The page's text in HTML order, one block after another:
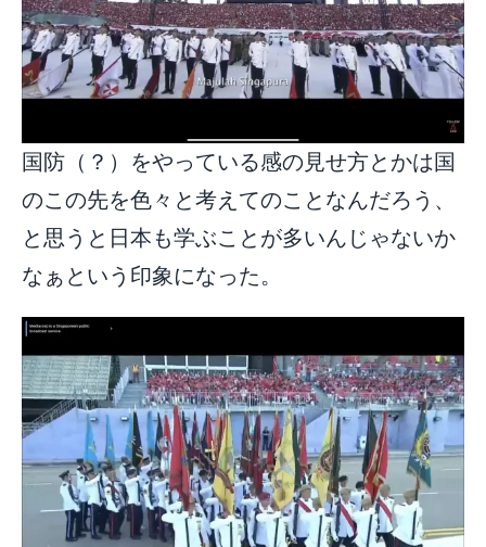
国防（？）をやっている感の見せ方とかは国
のこの先を色々と考えてのことなんだろう、
と思うと日本も学ぶことが多いんじゃないか
なぁという印象になった。